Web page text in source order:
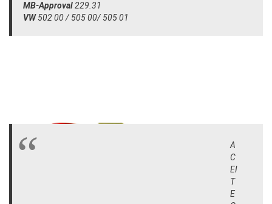
MB-Approval229.31
VW502 00 / 505 00/ 505 01
A
C
EI
T
E